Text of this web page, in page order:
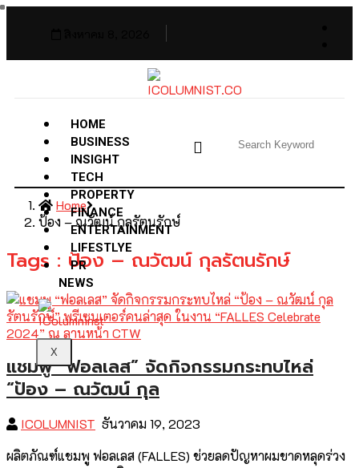
HOME
BUSINESS
INSIGHT
TECH
PROPERTY
FINANCE
ENTERTAINMENT
LIFESTLYE
PR
NEWS
X
Home
ป้อง – ณวัฒน์ กุลรัตนรักษ์
Tags : ป้อง – ณวัฒน์ กุลรัตนรักษ์
แชมพู “ฟอลเลส” จัดกิจกรรมกระทบไหล่
“ป้อง – ณวัฒน์ กุล
ICOLUMNIST ธันวาคม 19, 2023
ผลิตภัณฑ์แชมพู ฟอลเลส (FALLES) ช่วยลดปัญหาผมขาดหลุดร่วง